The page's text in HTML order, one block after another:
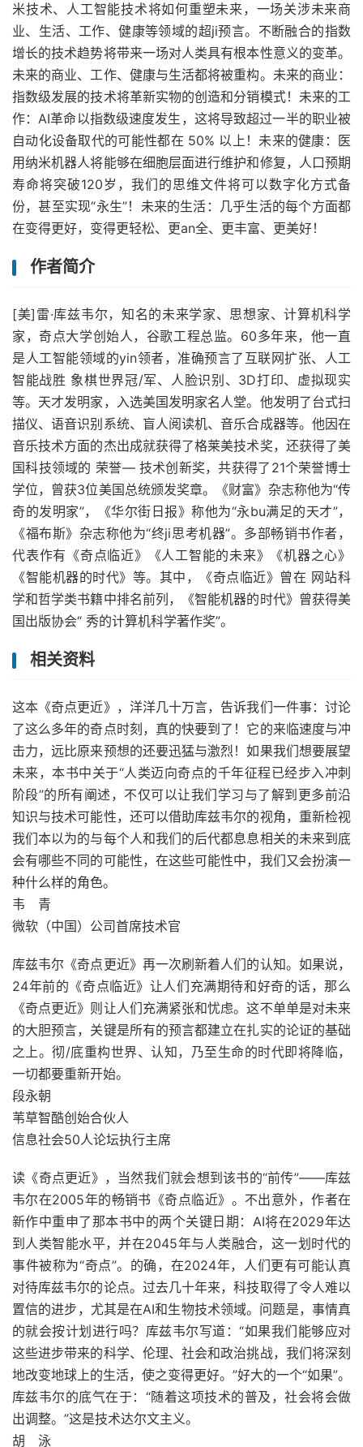
米技术、人工智能技术将如何重塑未来，一场关涉未来商
业、生活、工作、健康等领域的超ji预言。不断融合的指数
增长的技术趋势将带来一场对人类具有根本性意义的变革。
未来的商业、工作、健康与生活都将被重构。未来的商业：
指数级发展的技术将革新实物的创造和分销模式！未来的工
作：AI革命以指数级速度发生，这将导致超过一半的职业被
自动化设备取代的可能性都在 50% 以上！未来的健康：医
用纳米机器人将能够在细胞层面进行维护和修复，人口预期
寿命将突破120岁，我们的思维文件将可以数字化方式备
份，甚至实现“永生”！未来的生活：几乎生活的每个方面都
在变得更好，变得更轻松、更an全、更丰富、更美好！
作者简介
[美]雷·库兹韦尔，知名的未来学家、思想家、计算机科学
家，奇点大学创始人，谷歌工程总监。60多年来，他一直
是人工智能领域的yin领者，准确预言了互联网扩张、人工
智能战胜 象棋世界冠/军、人脸识别、3D打印、虚拟现实
等。天才发明家，入选美国发明家名人堂。他发明了台式扫
描仪、语音识别系统、盲人阅读机、音乐合成器等。他因在
音乐技术方面的杰出成就获得了格莱美技术奖，还获得了美
国科技领域的 荣誉— 技术创新奖，共获得了21个荣誉博士
学位，曾获3位美国总统颁发奖章。《财富》杂志称他为“传
奇的发明家”，《华尔街日报》称他为“永bu满足的天才”，
《福布斯》杂志称他为“终ji思考机器”。多部畅销书作者，
代表作有《奇点临近》《人工智能的未来》《机器之心》
《智能机器的时代》等。其中，《奇点临近》曾在 网站科
学和哲学类书籍中排名前列，《智能机器的时代》曾获得美
国出版协会“ 秀的计算机科学著作奖”。
相关资料
这本《奇点更近》，洋洋几十万言，告诉我们一件事：讨论
了这么多年的奇点时刻，真的快要到了！它的来临速度与冲
击力，远比原来预想的还要迅猛与激烈！如果我们想要展望
未来，本书中关于“人类迈向奇点的千年征程已经步入冲刺
阶段”的所有阐述，不仅可以让我们学习与了解到更多前沿
知识与技术可能性，还可以借助库兹韦尔的视角，重新检视
我们本以为的与每个人和我们的后代都息息相关的未来到底
会有哪些不同的可能性，在这些可能性中，我们又会扮演一
种什么样的角色。
韦 青
微软（中国）公司首席技术官
库兹韦尔《奇点更近》再一次刷新着人们的认知。如果说，
24年前的《奇点临近》让人们充满期待和好奇的话，那么
《奇点更近》则让人们充满紧张和忧虑。这不单单是对未来
的大胆预言，关键是所有的预言都建立在扎实的论证的基础
之上。彻/底重构世界、认知，乃至生命的时代即将降临，
一切都要重新开始。
段永朝
苇草智酷创始合伙人
信息社会50人论坛执行主席
读《奇点更近》，当然我们就会想到该书的“前传”――库兹
韦尔在2005年的畅销书《奇点临近》。不出意外，作者在
新作中重申了那本书中的两个关键日期：AI将在2029年达
到人类智能水平，并在2045年与人类融合，这一划时代的
事件被称为“奇点”。的确，在2024年，人们更有可能认真
对待库兹韦尔的论点。过去几十年来，科技取得了令人难以
置信的进步，尤其是在AI和生物技术领域。问题是，事情真
的就会按计划进行吗？库兹韦尔写道：“如果我们能够应对
这些进步带来的科学、伦理、社会和政治挑战，我们将深刻
地改变地球上的生活，使之变得更好。”好大的一个“如果”。
库兹韦尔的底气在于：“随着这项技术的普及，社会将会做
出调整。”这是技术达尔文主义。
胡 泳